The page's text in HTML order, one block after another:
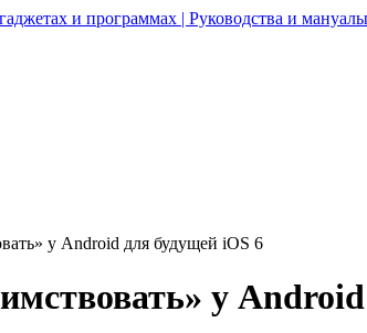
и программах | Руководства и мануалы
у Аndroid для будущей iOS 6
у